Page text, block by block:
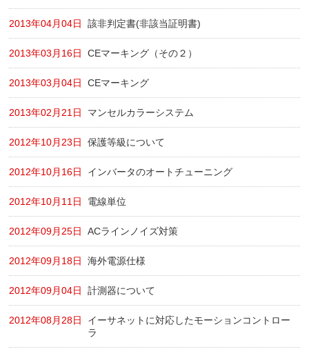
2013年04月04日 該非判定書(非該当証明書)
2013年03月16日 CEマーキング（その２）
2013年03月04日 CEマーキング
2013年02月21日 マンセルカラーシステム
2012年10月23日 保護等級について
2012年10月16日 インバータのオートチューニング
2012年10月11日 電線単位
2012年09月25日 ACラインノイズ対策
2012年09月18日 海外電源仕様
2012年09月04日 計測器について
2012年08月28日
イーサネットに対応したモーションコントロー
ラ